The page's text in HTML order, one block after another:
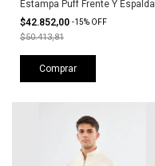
Estampa Puff Frente Y Espalda
Stone
$42.852,00 -15% OFF
$50.413,81
Comprar